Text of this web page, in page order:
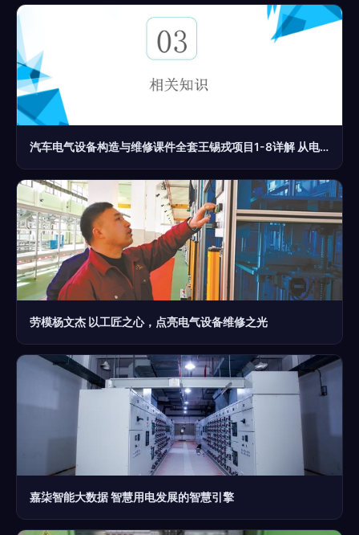
汽车电气设备构造与维修课件全套王锡戎项目1-8详解 从电气基础到空调制冷系统检修
劳模杨文杰 以工匠之心，点亮电气设备维修之光
嘉柒智能大数据 智慧用电发展的智慧引擎